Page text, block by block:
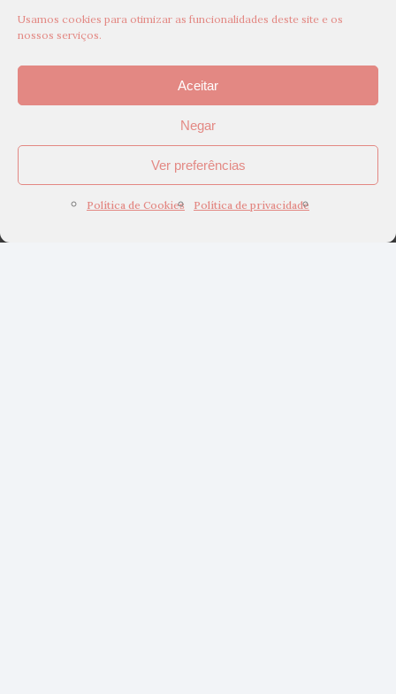
Usamos cookies para otimizar as funcionalidades deste site e os
nossos serviços.
Aceitar
Negar
Ver preferências
Política de Cookies Política de privacidade